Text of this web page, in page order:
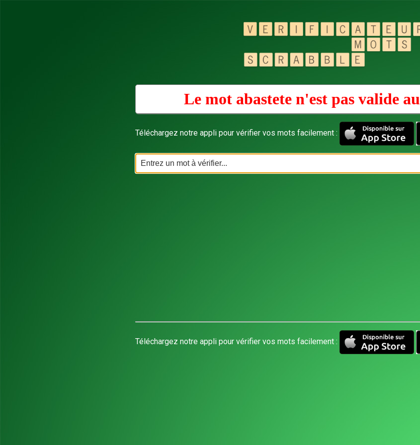
Le mot abastete n'est pas valide au
Téléchargez notre appli pour vérifier vos mots facilement :
Téléchargez notre appli pour vérifier vos mots facilement :